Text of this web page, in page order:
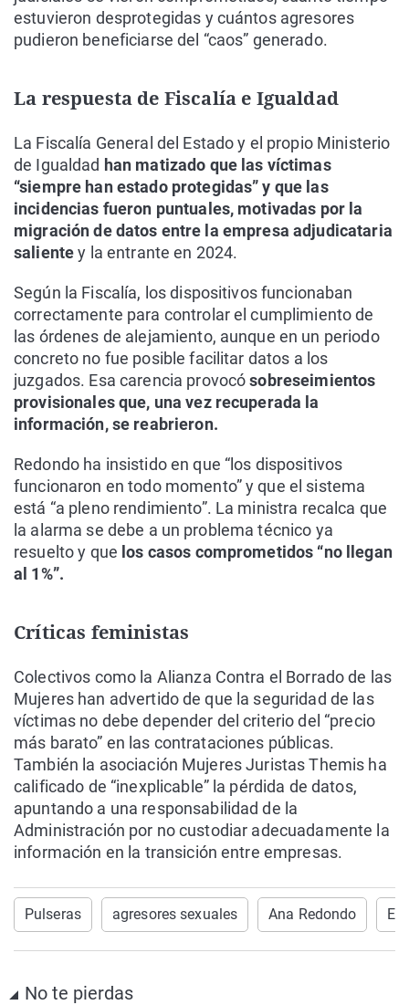
estuvieron desprotegidas y cuántos agresores
pudieron beneficiarse del “caos” generado.
La respuesta de Fiscalía e Igualdad
La Fiscalía General del Estado y el propio Ministerio
de Igualdad han matizado que las víctimas
“siempre han estado protegidas” y que las
incidencias fueron puntuales, motivadas por la
migración de datos entre la empresa adjudicataria
salientey la entrante en 2024.
Según la Fiscalía, los dispositivos funcionaban
correctamente para controlar el cumplimiento de
las órdenes de alejamiento, aunque en un periodo
concreto no fue posible facilitar datos a los
juzgados. Esa carencia provocósobreseimientos
provisionales que, una vez recuperada la
información, se reabrieron.
Redondo ha insistido en que “los dispositivos
funcionaron en todo momento” y que el sistema
está “a pleno rendimiento”. La ministra recalca que
la alarma se debe a un problema técnico ya
resuelto y que los casos comprometidos “no llegan
al 1%”.
Críticas feministas
Colectivos como la Alianza Contra el Borrado de las
Mujeres han advertido de que la seguridad de las
víctimas no debe depender del criterio del “precio
más barato” en las contrataciones públicas.
También la asociación Mujeres Juristas Themis ha
calificado de “inexplicable” la pérdida de datos,
apuntando a una responsabilidad de la
Administración por no custodiar adecuadamente la
información en la transición entre empresas.
Pulseras agresores sexuales Ana Redondo
No te pierdas